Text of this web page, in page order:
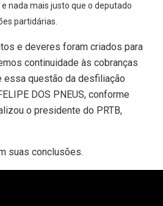
nada mais justo que o deputado
partidárias.
e deveres foram criados para
continuidade às cobranças
questão da desfiliação
DOS PNEUS, conforme
o presidente do PRTB,
suas conclusões.